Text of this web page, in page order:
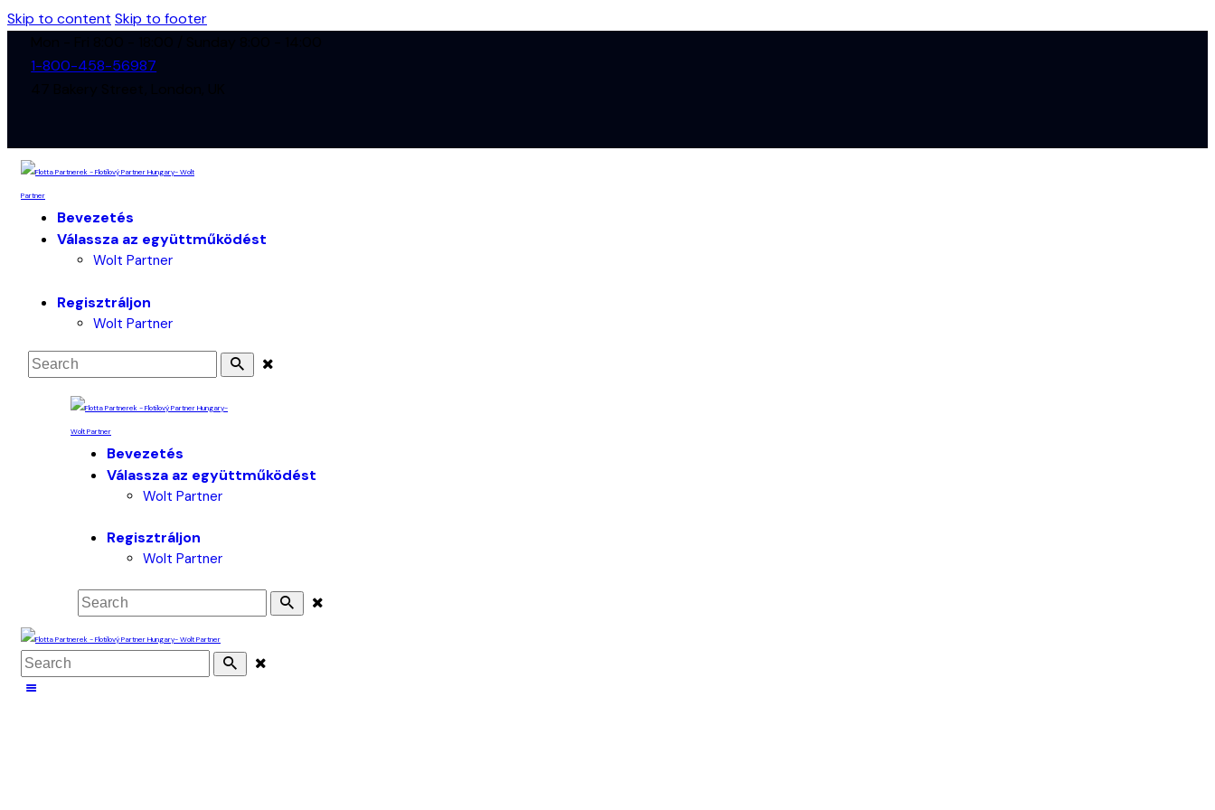
Skip to content Skip to footer
1-800-458-56987
Bevezetés
Válassza az együttműködést
Wolt Partner
Regisztráljon
Wolt Partner
Bevezetés
Válassza az együttműködést
Wolt Partner
Regisztráljon
Wolt Partner